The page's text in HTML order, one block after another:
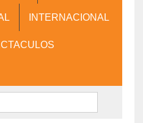
INTERNACIONAL